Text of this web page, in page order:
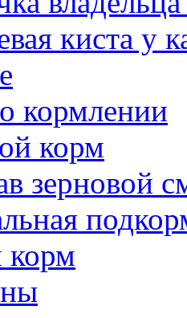
киста у
кормлении
корм
зерновой